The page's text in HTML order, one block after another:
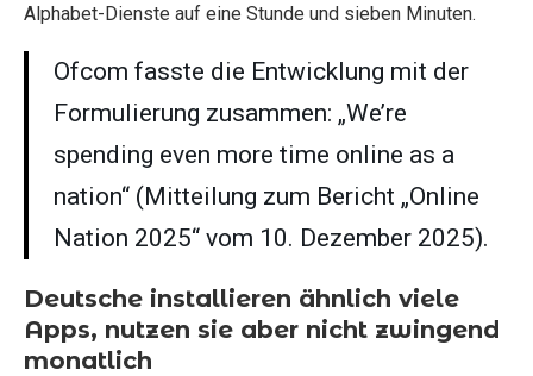
Alphabet-Dienste auf eine Stunde und sieben Minuten.
Ofcom fasste die Entwicklung mit der
Formulierung zusammen: „We’re
spending even more time online as a
nation“ (Mitteilung zum Bericht „Online
Nation 2025“ vom 10. Dezember 2025).
Deutsche installieren ähnlich viele
Apps, nutzen sie aber nicht zwingend
monatlich